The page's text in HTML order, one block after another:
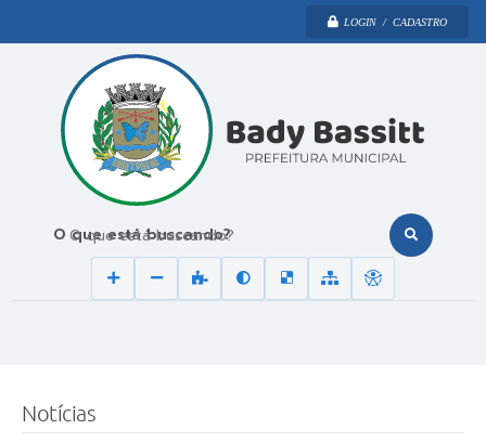
LOGIN / CADASTRO
O que está buscando?
Notícias